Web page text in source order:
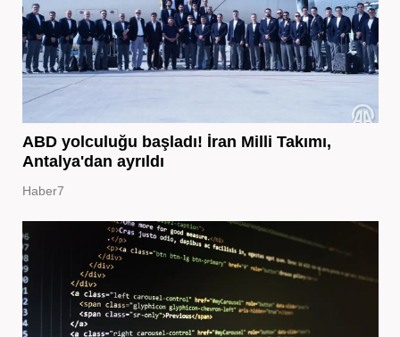
ABD yolculuğu başladı! İran Milli Takımı,
Antalya'dan ayrıldı
Haber7